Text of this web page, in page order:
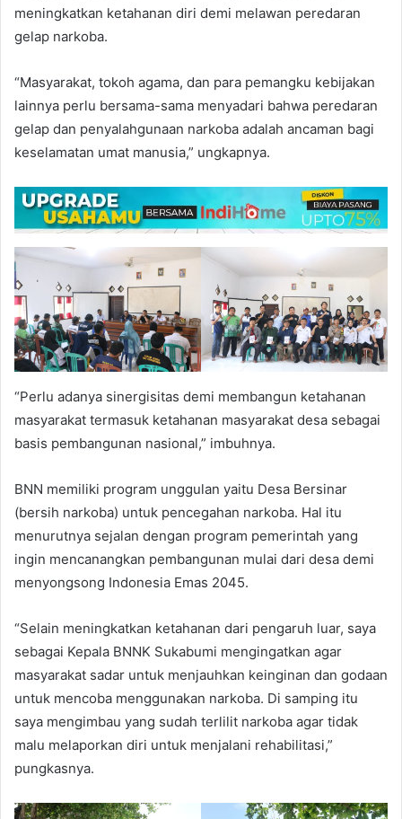
meningkatkan ketahanan diri demi melawan peredaran
gelap narkoba.
“Masyarakat, tokoh agama, dan para pemangku kebijakan
lainnya perlu bersama-sama menyadari bahwa peredaran
gelap dan penyalahgunaan narkoba adalah ancaman bagi
keselamatan umat manusia,” ungkapnya.
“Perlu adanya sinergisitas demi membangun ketahanan
masyarakat termasuk ketahanan masyarakat desa sebagai
basis pembangunan nasional,” imbuhnya.
BNN memiliki program unggulan yaitu Desa Bersinar
(bersih narkoba) untuk pencegahan narkoba. Hal itu
menurutnya sejalan dengan program pemerintah yang
ingin mencanangkan pembangunan mulai dari desa demi
menyongsong Indonesia Emas 2045.
“Selain meningkatkan ketahanan dari pengaruh luar, saya
sebagai Kepala BNNK Sukabumi mengingatkan agar
masyarakat sadar untuk menjauhkan keinginan dan godaan
untuk mencoba menggunakan narkoba. Di samping itu
saya mengimbau yang sudah terlilit narkoba agar tidak
malu melaporkan diri untuk menjalani rehabilitasi,”
pungkasnya.